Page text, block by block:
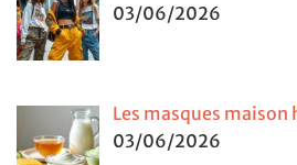
03/06/2026
Les masques
03/06/2026